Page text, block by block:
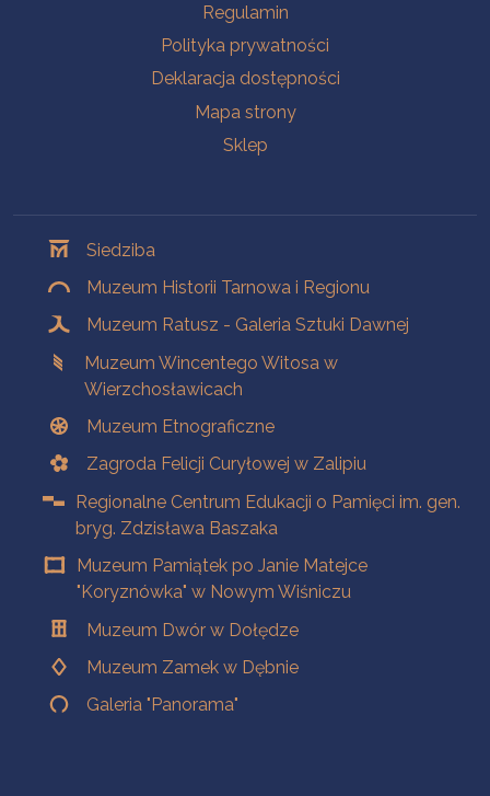
Regulamin
Polityka prywatności
Deklaracja dostępności
Mapa strony
Sklep
Siedziba
Muzeum Historii Tarnowa i Regionu
Muzeum Ratusz - Galeria Sztuki Dawnej
Muzeum Wincentego Witosa w
Wierzchosławicach
Muzeum Etnograficzne
Zagroda Felicji Curyłowej w Zalipiu
Regionalne Centrum Edukacji o Pamięci im. gen.
bryg. Zdzisława Baszaka
Muzeum Pamiątek po Janie Matejce
"Koryznówka" w Nowym Wiśniczu
Muzeum Dwór w Dołędze
Muzeum Zamek w Dębnie
Galeria "Panorama"